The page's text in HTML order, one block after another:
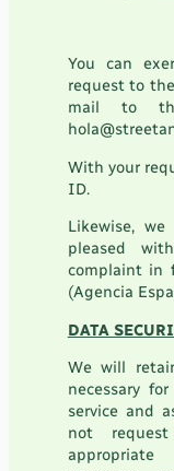
You can
request to
mail to
With your
ID.
Likewise,
pleased
complaint in
(Agencia
DATA
We will
necessary
service and
not